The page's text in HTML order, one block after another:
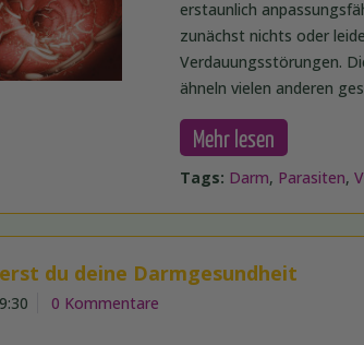
erstaunlich
zunächst nichts oder
Verdauungsstörungen.
ähneln vielen anderen
Mehr lesen
Tags: Darm, Parasiten,
du deine Darmgesundheit
0 Kommentare